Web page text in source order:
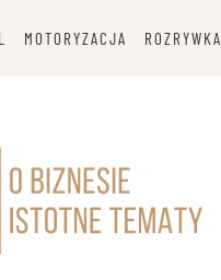
MOTORYZACJA ROZRYWKA